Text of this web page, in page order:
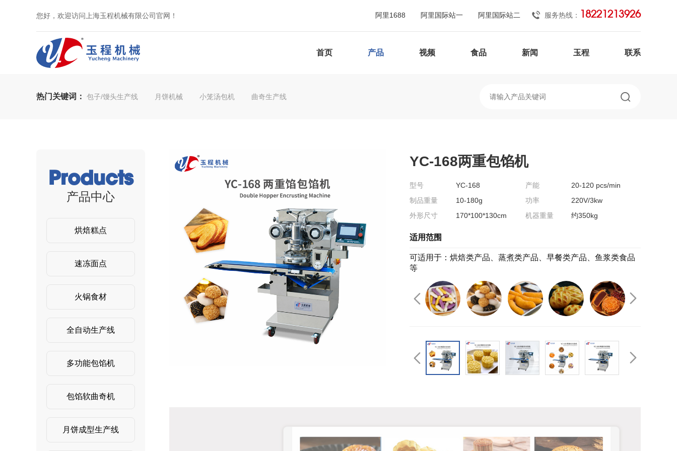
您好，欢迎访问上海玉程机械有限公司官网！ 阿里1688 阿里国际站一 阿里国际站二 服务热线： 18221213926
首页 产品 视频 食品 新闻 玉程 联系
热门关键词： 包子/馒头生产线 月饼机械 小笼汤包机 曲奇生产线
Products
产品中心
烘焙糕点
速冻面点
火锅食材
全自动生产线
多功能包馅机
包馅软曲奇机
月饼成型生产线
YC-168两重包馅机
型号 YC-168 产能
20-120 pcs/min
制品重量
10-180g 功率
220V/3kw
外形尺寸
170*100*130cm 机器重量 约350kg
适用范围
可适用于：烘焙类产品、蒸煮类产品、早餐类产品、鱼浆类食品
等